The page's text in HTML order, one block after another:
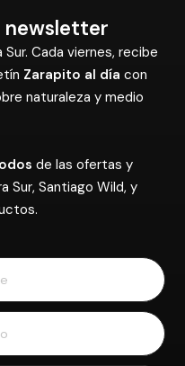
newsletter
Cada viernes, recibe
Zarapito al día con
naturaleza y medio
de las ofertas y
Sur, Santiago Wild, y